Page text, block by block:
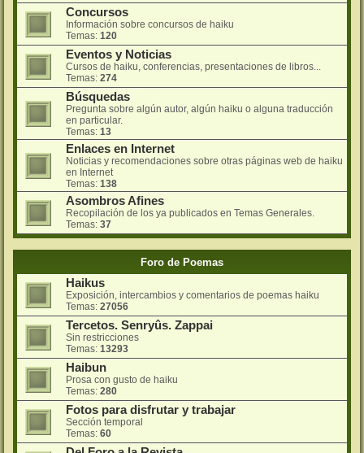
Concursos
Información sobre concursos de haiku
Temas: 120
Eventos y Noticias
Cursos de haiku, conferencias, presentaciones de libros...
Temas: 274
Búsquedas
Pregunta sobre algún autor, algún haiku o alguna traducción
en particular.
Temas: 13
Enlaces en Internet
Noticias y recomendaciones sobre otras páginas web de haiku
en Internet
Temas: 138
Asombros Afines
Recopilación de los ya publicados en Temas Generales.
Temas: 37
Foro de Poemas
Haikus
Exposición, intercambios y comentarios de poemas haiku
Temas: 27056
Tercetos. Senryûs. Zappai
Sin restricciones
Temas: 13293
Haibun
Prosa con gusto de haiku
Temas: 280
Fotos para disfrutar y trabajar
Sección temporal
Temas: 60